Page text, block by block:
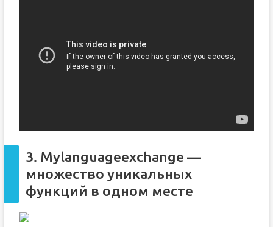
3. Mylanguageexchange —
множество уникальных
функций в одном месте